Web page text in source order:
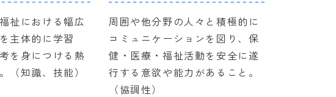
祉における幅広
主体的に学習
を身につける熱
（知識、技能）
周囲や他分野の人々と積極的に
コミュニケーションを図り、保
健・医療・福祉活動を安全に遂
行する意欲や能力があること。
（協調性）